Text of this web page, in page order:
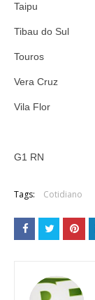
Taipu
Tibau do Sul
Touros
Vera Cruz
Vila Flor
G1 RN
Tags: Cotidiano